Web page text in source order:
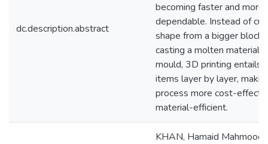
dc.description.abstract
becoming faster and more
dependable. Instead of
shape from a bigger block
casting a molten material
mould, 3D printing entails
items layer by layer,
process more cost-
material-efficient.
KHAN, Hamaid Mahmood